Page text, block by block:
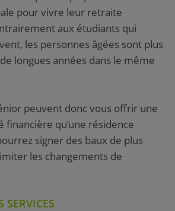
pour vivre leur retraite
aux étudiants qui
les personnes âgées sont plus
longues années dans le même
peuvent donc vous offrir une
qu’une résidence
signer des baux de plus
les changements de
SERVICES